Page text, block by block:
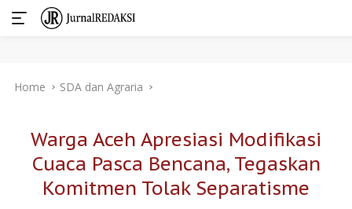
Home SDA dan Agraria
Warga Aceh Apresiasi Modifikasi
Cuaca Pasca Bencana, Tegaskan
Komitmen Tolak Separatisme